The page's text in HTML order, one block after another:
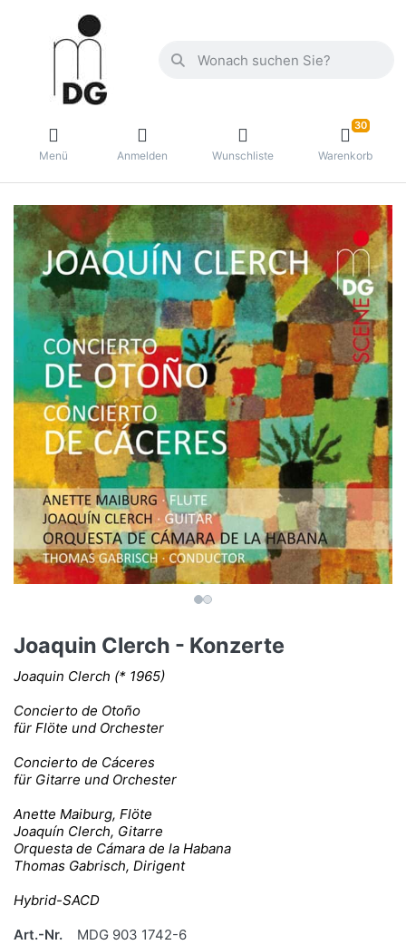
Menü Anmelden Wunschliste
30
Warenkorb
Joaquin Clerch - Konzerte
Joaquin Clerch (* 1965)
Concierto de Otoño
für Flöte und Orchester
Concierto de Cáceres
für Gitarre und Orchester
Anette Maiburg, Flöte
Joaquín Clerch, Gitarre
Orquesta de Cámara de la Habana
Thomas Gabrisch, Dirigent
Hybrid-SACD
Art.-Nr.
MDG 903 1742-6